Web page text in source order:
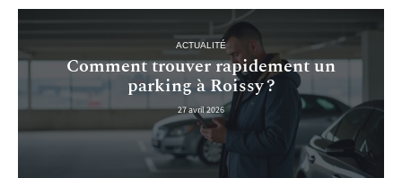
ACTUALITÉ
Comment trouver rapidement un
parking à Roissy ?
27 avril 2026